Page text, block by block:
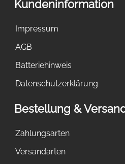
Kundeninformation
Impressum
AGB
Batteriehinweis
Datenschutzerklärung
Bestellung &
Zahlungsarten
Versandarten